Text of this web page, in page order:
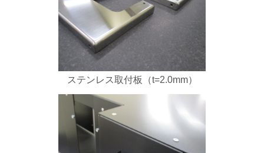
ステンレス取付板（t=2.0mm）